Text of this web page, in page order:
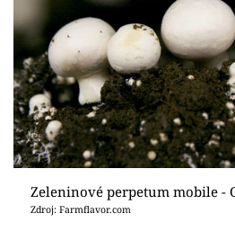
Zeleninové perpetum mobile -
Zdroj: Farmflavor.com